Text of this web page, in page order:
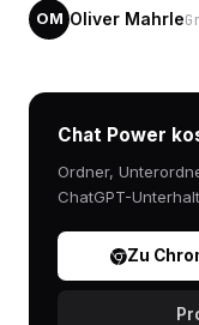
OM Oliver Mahrle
Chat Power
Ordner,
ChatGPT-
Zu